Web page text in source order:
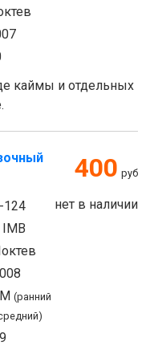
каймы и отдельных
400 руб
нет в наличии
124
(ранний